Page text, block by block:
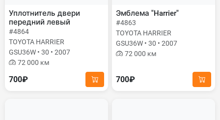
Уплотнитель двери
передний левый
#4864
TOYOTA HARRIER
GSU36W • 30 • 2007
72 000 км
700₽
Эмблема "Harrier"
#4863
TOYOTA HARRIER
GSU36W • 30 • 2007
72 000 км
700₽